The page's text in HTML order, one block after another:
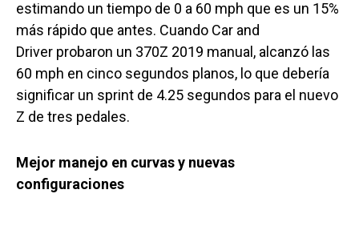
estimando un tiempo de 0 a 60 mph que es un 15%
más rápido que antes. Cuando Car and
Driver probaron un 370Z 2019 manual, alcanzó las
60 mph en cinco segundos planos, lo que debería
significar un sprint de 4.25 segundos para el nuevo
Z de tres pedales.
Mejor manejo en curvas y nuevas
configuraciones